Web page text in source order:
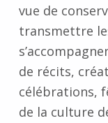
vue de
transmettre
de récits,
célébrations,
de la culture